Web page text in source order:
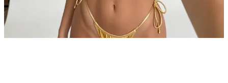
Bạn đang ở nhà của Angela để làm công việc dọn dẹp hồ bơi cho cô
ấy.